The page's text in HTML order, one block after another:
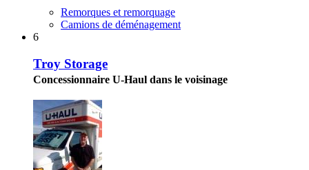
Remorques et remorquage
Camions de déménagement
6
Troy Storage
Concessionnaire U-Haul dans le voisinage